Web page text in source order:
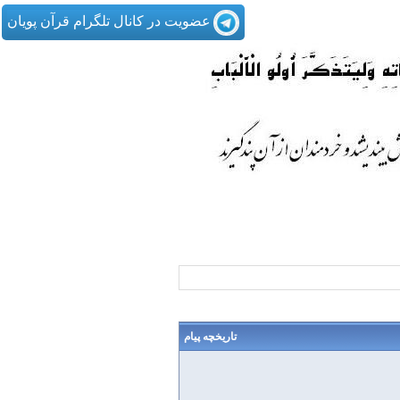
عضویت در کانال تلگرام قرآن پویان
تاریخچه پیام